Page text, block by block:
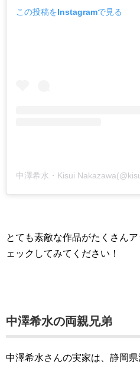
この投稿をInstagramで見る
とても素敵な作品がたくさん
ェックしてみてください！
中澤希水の両親兄弟
中澤希水さんの実家は、静岡県